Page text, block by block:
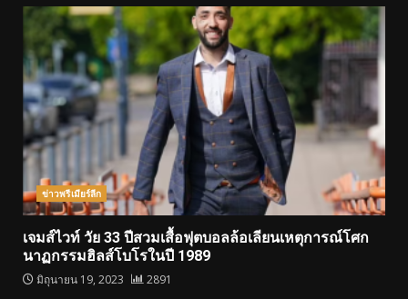
ข่าวพรีเมียร์ลีก
เจมส์ไวท์ วัย 33 ปีสวมเสื้อฟุตบอลล้อเลียนเหตุการณ์โศก
นาฏกรรมฮิลส์โบโรในปี 1989
มิถุนายน 19, 2023 2891